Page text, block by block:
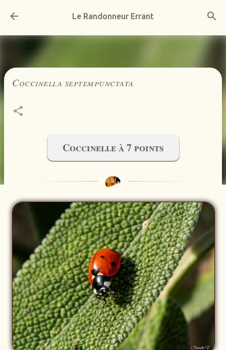
Accéder au contenu principal
Le Randonneur Errant
Coccinella septempunctata
Coccinelle à 7 points